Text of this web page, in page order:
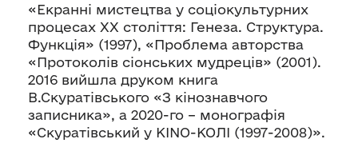
«Екранні мистецтва у соціокультурних
процесах ХХ століття: Генеза. Структура.
Функція» (1997), «Проблема авторства
«Протоколів сіонських мудреців» (2001).
2016 вийшла друком книга
В.Скуратівського «З кінознавчого
записника», а 2020-го – монографія
«Скуратівський у КІNО-КОЛІ (1997-2008)».